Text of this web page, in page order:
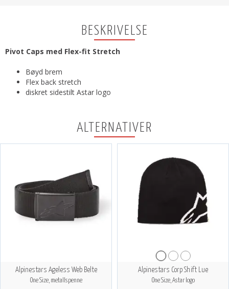
BESKRIVELSE
Pivot Caps med Flex-fit Stretch
Bøyd brem
Flex back stretch
diskret sidestilt Astar logo
ALTERNATIVER
Alpinestars Ageless Web Belte
One Size, metallspenne
Alpinestars Corp Shift Lue
One Size, Astar logo